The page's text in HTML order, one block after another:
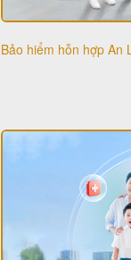
Bảo hiểm hỗn hợp An